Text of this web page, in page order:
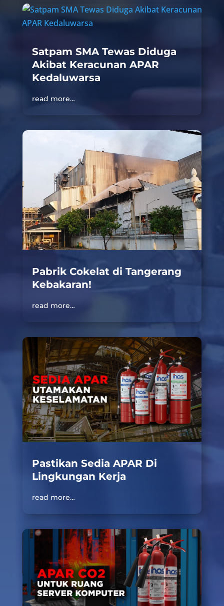
Satpam SMA Tewas Diduga
Akibat Keracunan APAR
Kedaluwarsa
read more…
Pabrik Cokelat di Tangerang
Kebakaran!
read more…
Pastikan Sedia APAR Di
Lingkungan Kerja
read more…